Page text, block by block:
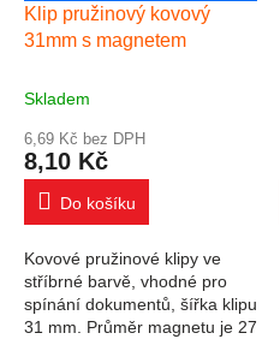
Klip pružinový kovový
31mm s magnetem
Skladem
6,69 Kč bez DPH
8,10 Kč
Do košíku
Kovové pružinové klipy ve
stříbrné barvě, vhodné pro
spínání dokumentů, šířka klipu
31 mm. Průměr magnetu je 27